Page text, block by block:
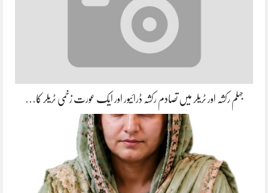
جہلم رکشہ اور ٹریلر میں تصادم رکشہ ڈرائیور اور ایک عورت زخمی ٹریلر کا…